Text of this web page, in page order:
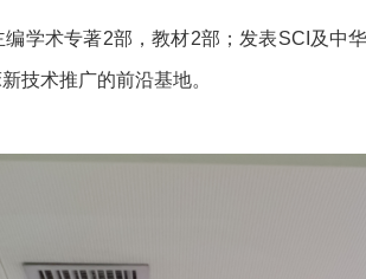
学术专著2部，教材2部；发表SCI及中
技术推广的前沿基地。